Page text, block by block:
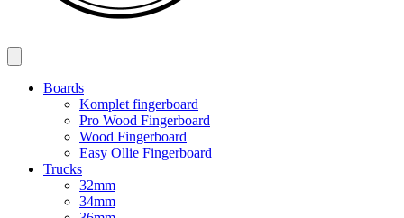
Boards
Komplet fingerboard
Pro Wood Fingerboard
Wood Fingerboard
Easy Ollie Fingerboard
Trucks
32mm
34mm